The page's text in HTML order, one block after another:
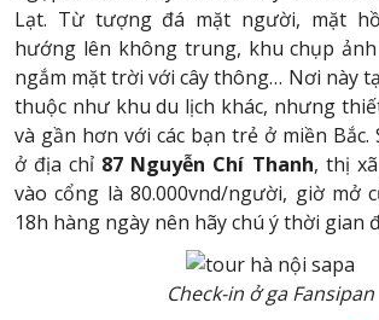
Lạt. Từ tượng đá mặt người, mặt
hướng lên không trung, khu chụp
ngắm mặt trời với cây thông… Nơi này
thuộc như khu du lịch khác, nhưng
và gần hơn với các bạn trẻ ở miền Bắc.
ở địa chỉ 87 Nguyễn Chí Thanh, thị
vào cổng là 80.000vnd/người, giờ mở
18h hàng ngày nên hãy chú ý thời gian
Check-in ở ga Fansipan